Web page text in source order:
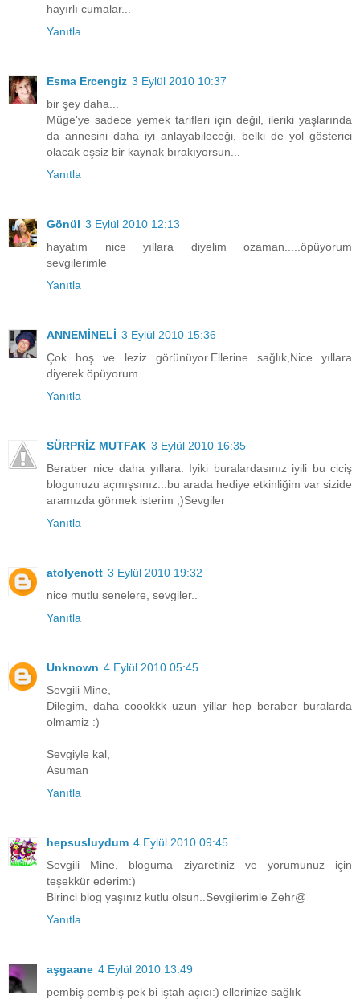
hayırlı cumalar...
Yanıtla
Esma Ercengiz 3 Eylül 2010 10:37
bir şey daha...
Müge'ye sadece yemek tarifleri için değil, ileriki yaşlarında
da annesini daha iyi anlayabileceği, belki de yol gösterici
olacak eşsiz bir kaynak bırakıyorsun...
Yanıtla
Gönül 3 Eylül 2010 12:13
hayatım nice yıllara diyelim ozaman.....öpüyorum
sevgilerimle
Yanıtla
ANNEMİNELİ 3 Eylül 2010 15:36
Çok hoş ve leziz görünüyor.Ellerine sağlık,Nice yıllara
diyerek öpüyorum....
Yanıtla
SÜRPRİZ MUTFAK 3 Eylül 2010 16:35
Beraber nice daha yıllara. İyiki buralardasınız iyili bu ciciş
blogunuzu açmışsınız...bu arada hediye etkinliğim var sizide
aramızda görmek isterim ;)Sevgiler
Yanıtla
atolyenott 3 Eylül 2010 19:32
nice mutlu senelere, sevgiler..
Yanıtla
Unknown 4 Eylül 2010 05:45
Sevgili Mine,
Dilegim, daha coookkk uzun yillar hep beraber buralarda
olmamiz :)
Sevgiyle kal,
Asuman
Yanıtla
hepsusluydum 4 Eylül 2010 09:45
Sevgili Mine, bloguma ziyaretiniz ve yorumunuz için
teşekkür ederim:)
Birinci blog yaşınız kutlu olsun..Sevgilerimle Zehr@
Yanıtla
aşgaane 4 Eylül 2010 13:49
pembiş pembiş pek bi iştah açıcı:) ellerinize sağlık